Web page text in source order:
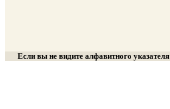
Если вы не видите алфавитного указателя